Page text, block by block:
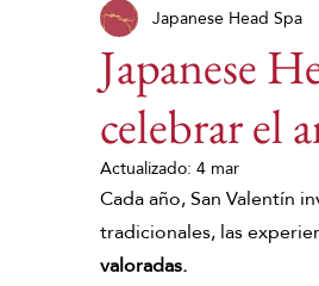
estres
Harmony Woman
Head Spa Málaga Head
Japanese
celebrar el
Japanese Head Spa
Actualizado:4 mar
Cada año, San Valentín
tradicionales, las
valoradas.